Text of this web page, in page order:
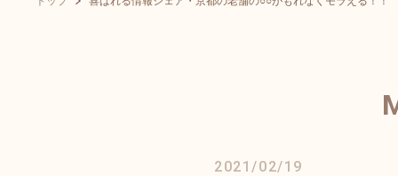
2021/02/19